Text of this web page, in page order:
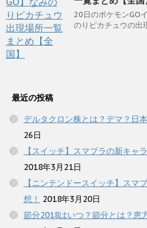
20日のポケモンGO
のりピカチュウの出
最近の投稿
デルタクロン株とは？デマ？日
26日
【スイッチ】スマブラの新キャ
2018年3月21日
【ニンテンドースイッチ】スマ
想！
2018年3月20日
節分2018はいつ？節分とは？恵